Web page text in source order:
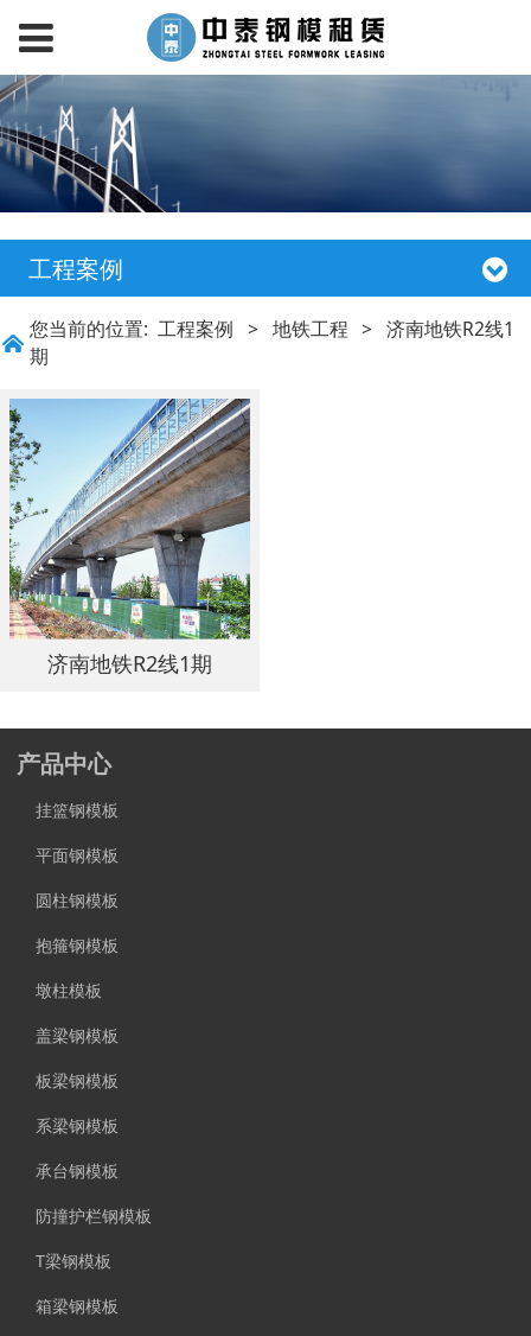
工程案例
您当前的位置: 工程案例 > 地铁工程 > 济南地铁R2线1
期
济南地铁R2线1期
产品中心
挂篮钢模板
平面钢模板
圆柱钢模板
抱箍钢模板
墩柱模板
盖梁钢模板
板梁钢模板
系梁钢模板
承台钢模板
防撞护栏钢模板
T梁钢模板
箱梁钢模板